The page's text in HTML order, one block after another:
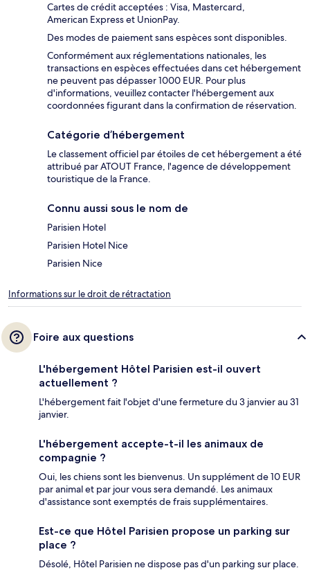
Cartes de crédit acceptées : Visa, Mastercard,
American Express et UnionPay.
Des modes de paiement sans espèces sont disponibles.
Conformément aux réglementations nationales, les
transactions en espèces effectuées dans cet hébergement
ne peuvent pas dépasser 1000 EUR. Pour plus
d'informations, veuillez contacter l'hébergement aux
coordonnées figurant dans la confirmation de réservation.
Catégorie d’hébergement
Le classement officiel par étoiles de cet hébergement a été
attribué par ATOUT France, l'agence de développement
touristique de la France.
Connu aussi sous le nom de
Parisien Hotel
Parisien Hotel Nice
Parisien Nice
Informations sur le droit de rétractation
Foire aux questions
L'hébergement Hôtel Parisien est-il ouvert
actuellement ?
L'hébergement fait l'objet d'une fermeture du 3 janvier au 31
janvier.
L'hébergement accepte-t-il les animaux de
compagnie ?
Oui, les chiens sont les bienvenus. Un supplément de 10 EUR
par animal et par jour vous sera demandé. Les animaux
d'assistance sont exemptés de frais supplémentaires.
Est-ce que Hôtel Parisien propose un parking sur
place ?
Désolé, Hôtel Parisien ne dispose pas d'un parking sur place.